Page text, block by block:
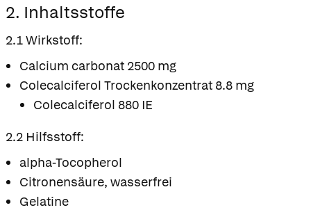
2. Inhaltsstoffe
2.1 Wirkstoff:
Calcium carbonat 2500 mg
Colecalciferol Trockenkonzentrat 8.8 mg
Colecalciferol 880 IE
2.2 Hilfsstoff:
alpha-Tocopherol
Citronensäure, wasserfrei
Gelatine